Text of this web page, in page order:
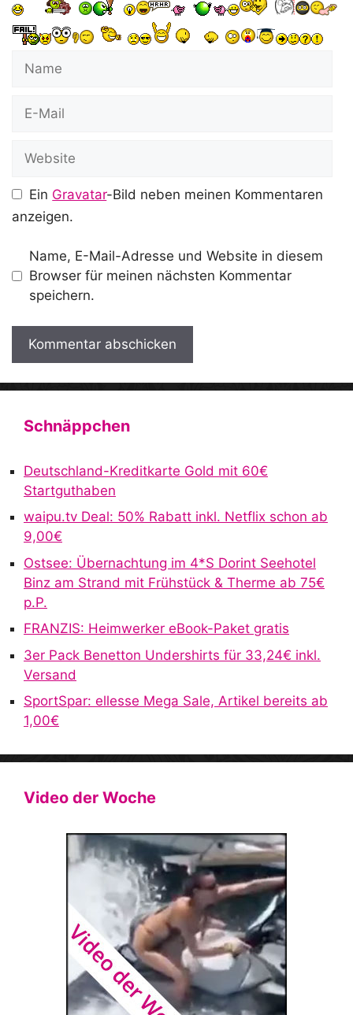
Mail
Ein Gravatar-Bild neben meinen Kommentaren
anzeigen.
Name, E-Mail-Adresse und Website in diesem
Browser für meinen nächsten Kommentar
speichern.
A
n
t
Schnäppchen
Deutschland-Kreditkarte Gold mit 60€
Startguthaben
waipu.tv Deal: 50% Rabatt inkl. Netflix schon ab
9,00€
Ostsee: Übernachtung im 4*S Dorint Seehotel
Binz am Strand mit Frühstück & Therme ab 75€
p.P.
FRANZIS: Heimwerker eBook-Paket gratis
3er Pack Benetton Undershirts für 33,24€ inkl.
Versand
SportSpar: ellesse Mega Sale, Artikel bereits ab
1,00€
Video der Woche